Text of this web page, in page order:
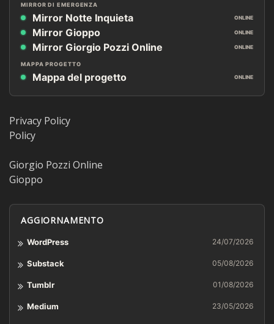
MIRROR DI EMERGENZA
Mirror Notte Inquieta ONLINE
Mirror Gioppo ONLINE
Mirror Giorgio Pozzi Online ONLINE
MAPPA PROGETTO
Mappa del progetto ONLINE
Privacy Policy
Policy
Giorgio Pozzi Online
Gioppo
AGGIORNAMENTO
WordPress 24/07/2026
Substack 05/08/2026
Tumblr 01/08/2026
Medium 23/05/2026